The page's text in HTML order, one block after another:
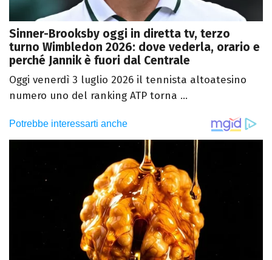
Sinner-Brooksby oggi in diretta tv, terzo
turno Wimbledon 2026: dove vederla, orario e
perché Jannik è fuori dal Centrale
Oggi venerdì 3 luglio 2026 il tennista altoatesino
numero uno del ranking ATP torna ...